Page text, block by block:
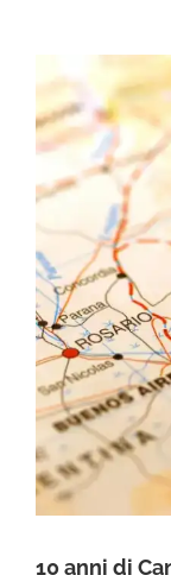
DELIVERY
RIVENDITORI
FIERE E
CONTATTI
FAQ
immagine
10 anni di